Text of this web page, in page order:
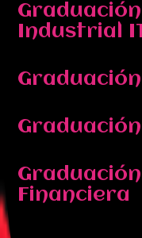
Industrial
Financiera